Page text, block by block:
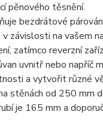
pěnového těsnění.
bezdrátové
závislosti na vašem
zatímco reverzní
uvnitř nebo napříč
a vytvořit různé
stěnách od 250 mm
je 165 mm a